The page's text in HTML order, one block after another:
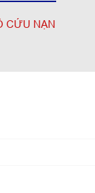
CỨU NẠN